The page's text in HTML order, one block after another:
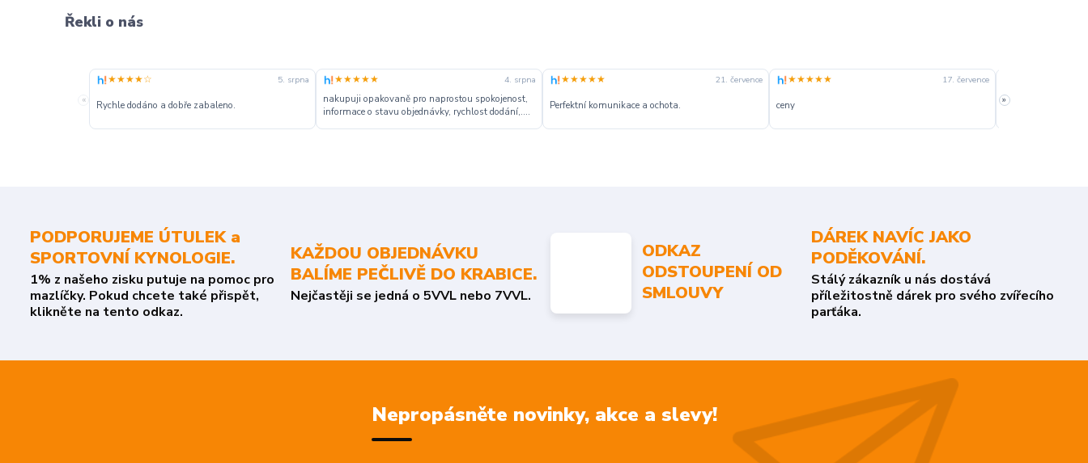
Řekli o nás
«
★★★★☆ 5. srpna
Rychle dodáno a dobře zabaleno.
★★★★★ 4. srpna
nakupuji opakovaně pro naprostou spokojenost,
informace o stavu objednávky, rychlost dodání,....
★★★★★ 21. července
Perfektní komunikace a ochota.
★★★★★ 17. července
ceny
slušná rychlost
»
PODPORUJEME ÚTULEK a
SPORTOVNÍ KYNOLOGIE.
1% z našeho zisku putuje na pomoc pro
mazlíčky. Pokud chcete také přispět,
klikněte na tento odkaz.
KAŽDOU OBJEDNÁVKU
BALÍME PEČLIVĚ DO KRABICE.
Nejčastěji se jedná o 5VVL nebo 7VVL.
ODKAZ
ODSTOUPENÍ OD
SMLOUVY
DÁREK NAVÍC JAKO
PODĚKOVÁNÍ.
Stálý zákazník u nás dostává
příležitostně dárek pro svého zvířecího
parťáka.
Nepropásněte novinky, akce a slevy!